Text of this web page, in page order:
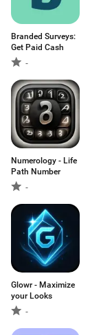
Branded Surveys:
Get Paid Cash
-
Numerology - Life
Path Number
-
Glowr - Maximize
your Looks
-